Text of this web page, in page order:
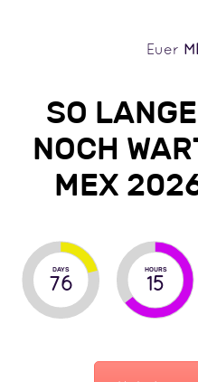
Euer
SO
NOCH
MEX
DAYS
76
HOURS
15